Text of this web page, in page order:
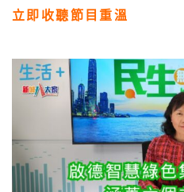
立即收聽節目重溫